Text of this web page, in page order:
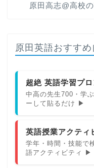
原田高志@高校
原田英語おすす
超絶 英語学習プ
中高の先生700・学
ーして貼るだけ ▶
英語授業アクティ
学年・時間・技能で
語アクティビティ ▶